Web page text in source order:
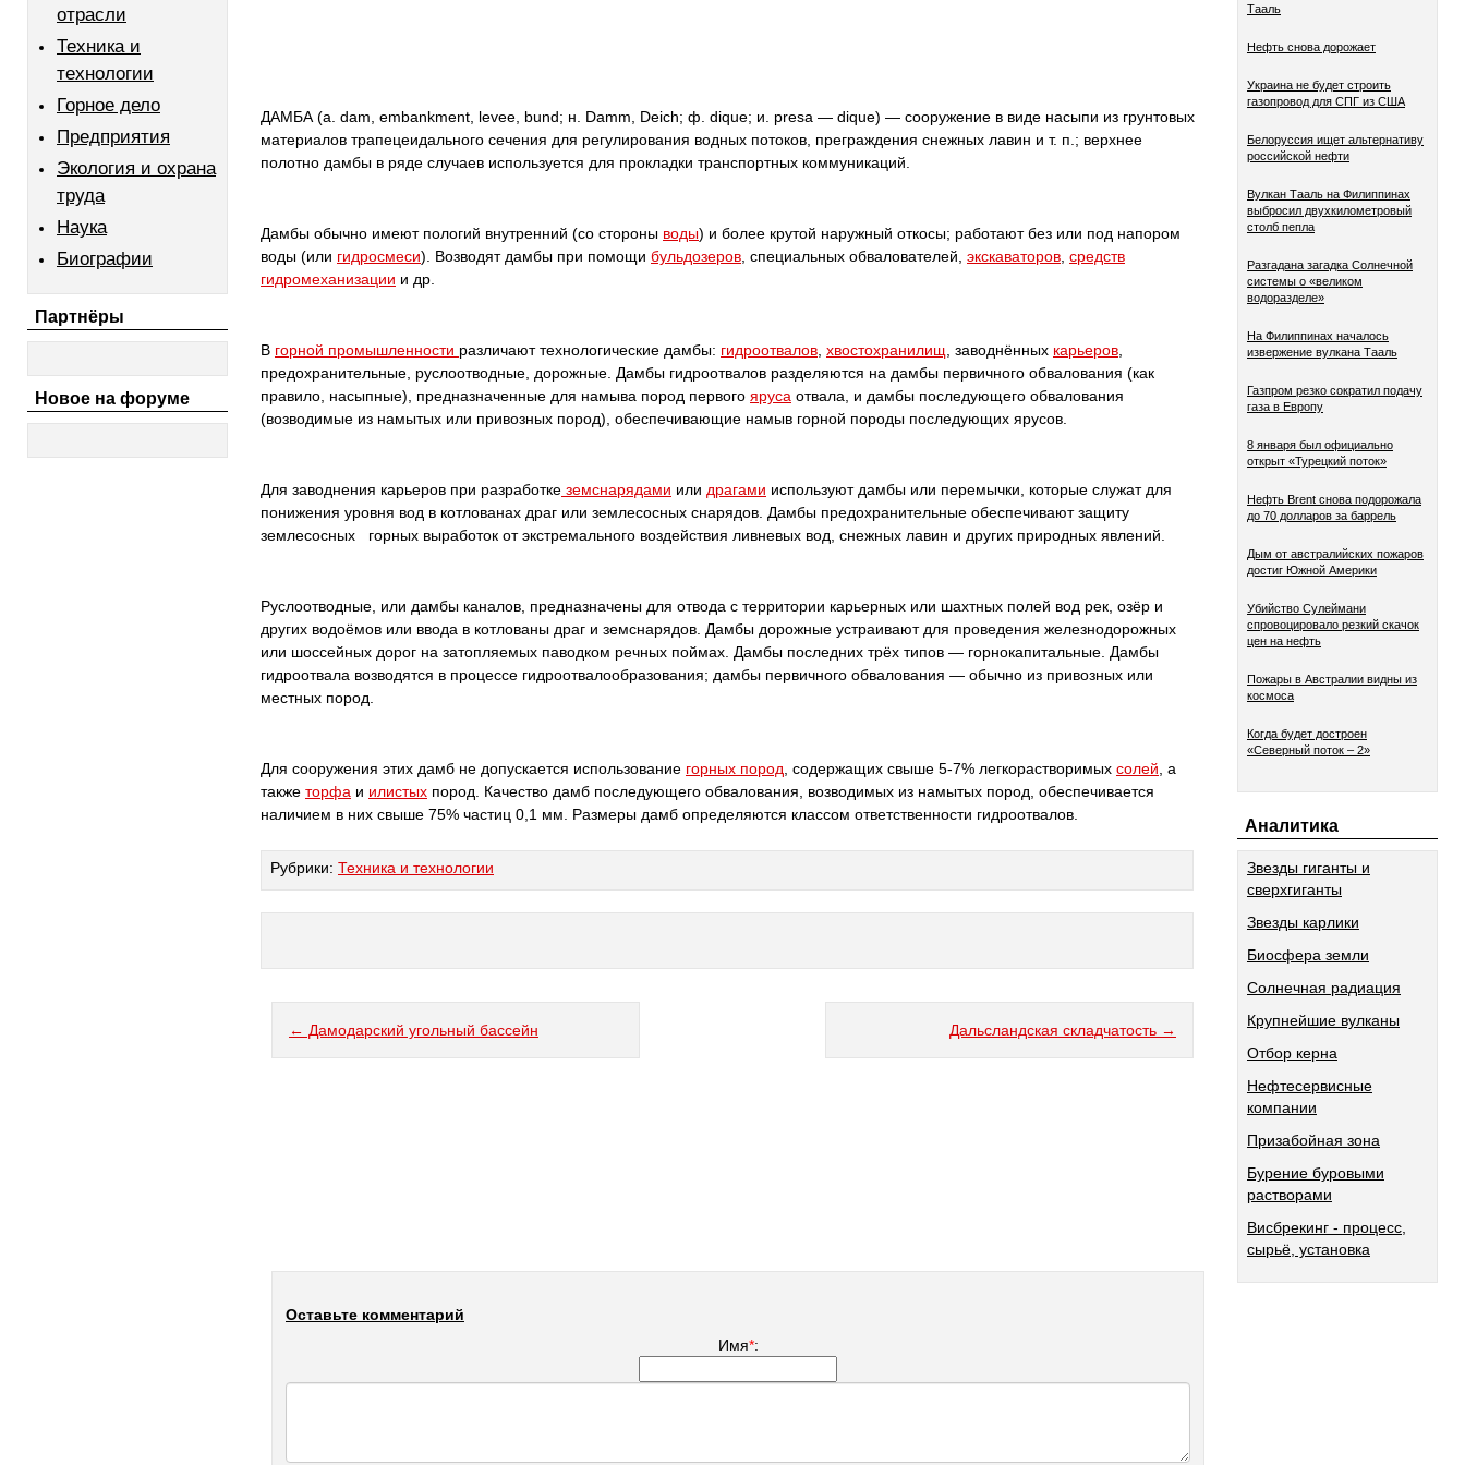
отрасли
Техника и
технологии
Горное дело
Предприятия
Экология и охрана
труда
Наука
Биографии
Партнёры
Новое на форуме
ДАМБА (а. dam, embankment, levee, bund; н. Damm, Deich; ф. dique; и. presa — dique) — сооружение в виде насыпи из грунтовых
материалов трапецеидального сечения для регулирования водных потоков, преграждения снежных лавин и т. п.; верхнее
полотно дамбы в ряде случаев используется для прокладки транспортных коммуникаций.
Дамбы обычно имеют пологий внутренний (со стороны воды) и более крутой наружный откосы; работают без или под напором
воды (или гидросмеси). Возводят дамбы при помощи бульдозеров , специальных обвалователей, экскаваторов средств
гидромеханизации и др.
В горной промышленности различают технологические дамбы: гидроотвалов хвостохранилищ , заводнённых карьеров
предохранительные, руслоотводные, дорожные. Дамбы гидроотвалов разделяются на дамбы первичного обвалования (как
правило, насыпные), предназначенные для намыва пород первого яруса отвала, и дамбы последующего обвалования
(возводимые из намытых или привозных пород), обеспечивающие намыв горной породы последующих ярусов.
Для заводнения карьеров при разработке земснарядами или драгами используют дамбы или перемычки, которые служат для
понижения уровня вод в котлованах драг или землесосных снарядов. Дамбы предохранительные обеспечивают защиту
землесосных горных выработок от экстремального воздействия ливневых вод, снежных лавин и других природных явлений.
Руслоотводные, или дамбы каналов, предназначены для отвода с территории карьерных или шахтных полей вод рек, озёр и
других водоёмов или ввода в котлованы драг и земснарядов. Дамбы дорожные устраивают для проведения железнодорожных
или шоссейных дорог на затопляемых паводком речных поймах. Дамбы последних трёх типов — горнокапитальные. Дамбы
гидроотвала возводятся в процессе гидроотвалообразования; дамбы первичного обвалования — обычно из привозных или
местных пород.
Для сооружения этих дамб не допускается использование горных пород , содержащих свыше 5-7% легкорастворимых солей , а
также торфа и илистых пород. Качество дамб последующего обвалования, возводимых из намытых пород, обеспечивается
наличием в них свыше 75% частиц 0,1 мм. Размеры дамб определяются классом ответственности гидроотвалов.
Рубрики: Техника и технологии
← Дамодарский угольный бассейн Дальсландская складчатость →
Оставьте комментарий
Имя*:
Тааль
Нефть снова дорожает
Украина не будет строить
газопровод для СПГ из США
Белоруссия ищет альтернативу
российской нефти
Вулкан Тааль на Филиппинах
выбросил двухкилометровый
столб пепла
Разгадана загадка Солнечной
системы о «великом
водоразделе»
На Филиппинах началось
извержение вулкана Тааль
Газпром резко сократил подачу
газа в Европу
8 января был официально
открыт «Турецкий поток»
Нефть Brent снова подорожала
до 70 долларов за баррель
Дым от австралийских пожаров
достиг Южной Америки
Убийство Сулеймани
спровоцировало резкий скачок
цен на нефть
Пожары в Австралии видны из
космоса
Когда будет достроен
«Северный поток – 2»
Аналитика
Звезды гиганты и
сверхгиганты
Звезды карлики
Биосфера земли
Солнечная радиация
Крупнейшие вулканы
Отбор керна
Нефтесервисные
компании
Призабойная зона
Бурение буровыми
растворами
Висбрекинг - процесс,
сырьё, установка